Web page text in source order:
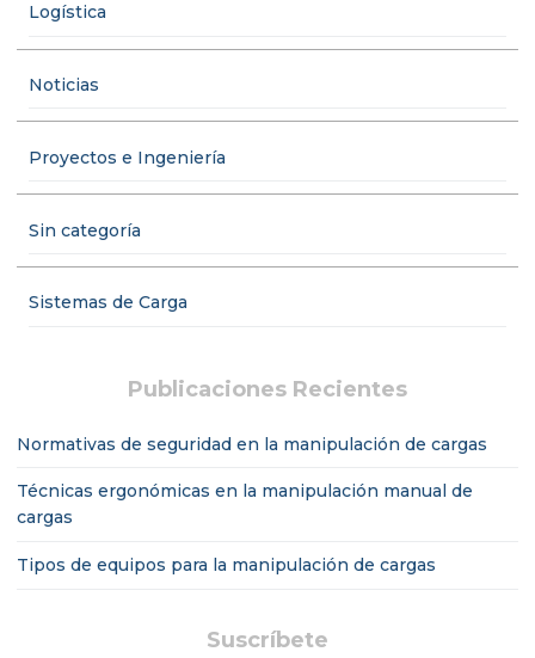
Logística
Noticias
Proyectos e Ingeniería
Sin categoría
Sistemas de Carga
Publicaciones Recientes
Normativas de seguridad en la manipulación de cargas
Técnicas ergonómicas en la manipulación manual de
cargas
Tipos de equipos para la manipulación de cargas
Suscríbete